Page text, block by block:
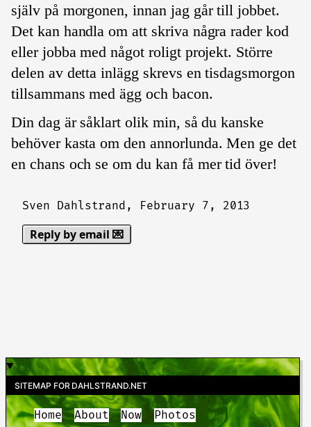
själv på morgonen, innan jag går till jobbet.
Det kan handla om att skriva några rader kod
eller jobba med något roligt projekt. Större
delen av detta inlägg skrevs en tisdagsmorgon
tillsammans med ägg och bacon.
Din dag är såklart olik min, så du kanske
behöver kasta om den annorlunda. Men ge det
en chans och se om du kan få mer tid över!
Sven Dahlstrand, February 7, 2013
Reply by email 💌
SITEMAP FOR DAHLSTRAND.NET
Home About Now Photos